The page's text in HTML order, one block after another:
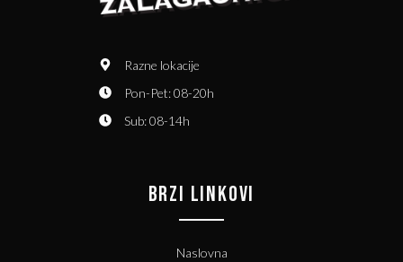
Razne lokacije
Pon-Pet: 08-20h
Sub: 08-14h
BRZI LINKOVI
Naslovna